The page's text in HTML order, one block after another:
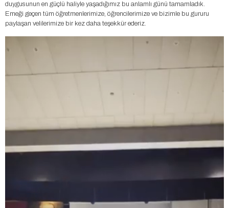
duygusunun en güçlü haliyle yaşadığımız bu anlamlı günü tamamladık.
Emeği geçen tüm öğretmenlerimize, öğrencilerimize ve bizimle bu gururu
paylaşan velilerimize bir kez daha teşekkür ederiz.